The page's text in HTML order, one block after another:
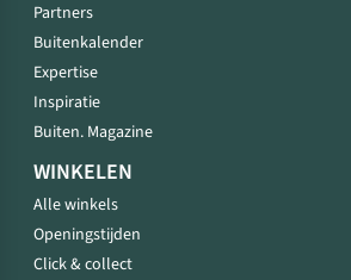
Partners
Buitenkalender
Expertise
Inspiratie
Buiten. Magazine
WINKELEN
Alle winkels
Openingstijden
Click & collect